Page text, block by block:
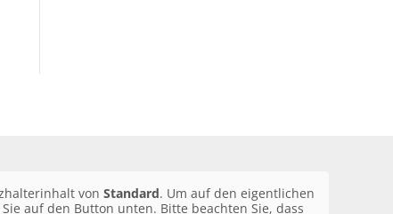
von Standard. Um auf den eigentlichen
auf den Button unten. Bitte beachten Sie, dass